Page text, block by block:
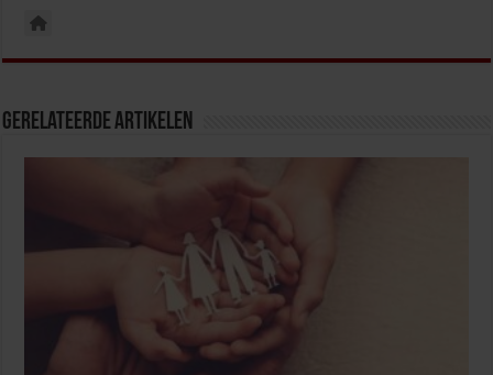
Gerelateerde Artikelen